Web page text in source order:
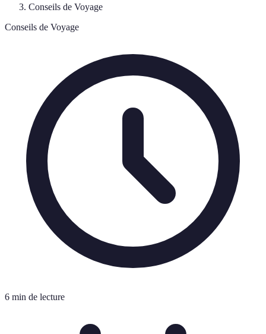
Conseils de Voyage
Conseils de Voyage
6 min de lecture